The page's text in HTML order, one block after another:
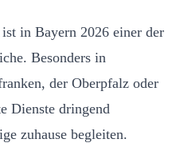
in Bayern 2026 einer der
Besonders in
der Oberpfalz oder
Dienste dringend
zuhause begleiten.